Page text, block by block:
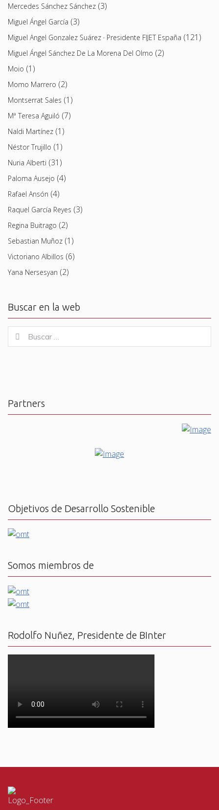
Mercedes Sánchez Sánchez (3)
Miguel Ángel García (3)
Miguel Angel Gonzalez Suárez · Presidente FIJET España (121)
Miguel Ángel Sánchez De La Morena Del Olmo (2)
Moio (1)
Momo Marrero (2)
Montserrat Sales (1)
Mª Teresa Aguiló (7)
Naldi Martínez (1)
Néstor Trujillo (1)
Nuria Alberti (31)
Paloma Ausejo (4)
Rafael Ansón (4)
Raquel García Reyes (3)
Regina Buitrago (2)
Sebastian Muñoz (1)
Victoriano Albillos (6)
Yana Nersesyan (2)
Buscar en la web
for:
Buscar
Partners
Objetivos de Desarrollo Sostenible
Somos miembros de
Rodolfo Nuñez, Presidente de BInter